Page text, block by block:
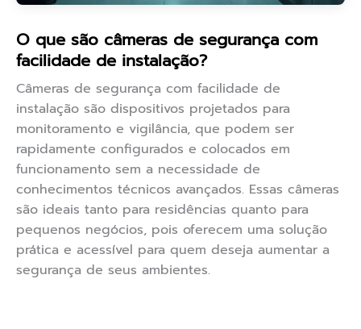
O que são câmeras de segurança com
facilidade de instalação?
Câmeras de segurança com facilidade de
instalação são dispositivos projetados para
monitoramento e vigilância, que podem ser
rapidamente configurados e colocados em
funcionamento sem a necessidade de
conhecimentos técnicos avançados. Essas câmeras
são ideais tanto para residências quanto para
pequenos negócios, pois oferecem uma solução
prática e acessível para quem deseja aumentar a
segurança de seus ambientes.